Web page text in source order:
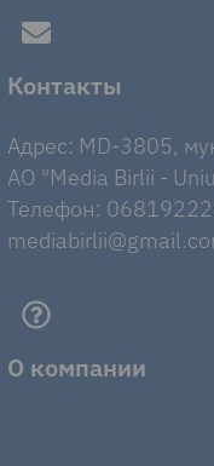
Контакты
Адрес: MD-3805,
AO "Media Birlii -
Телефон:
О компании